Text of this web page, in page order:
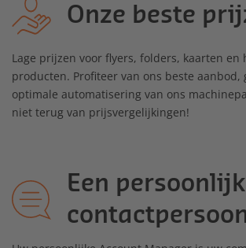
Onze beste
Lage prijzen voor flyers, folders, kaarten en
producten. Profiteer van ons beste aanbod,
optimale automatisering van ons
niet terug van prijsvergelijkingen!
Een persoonlijk